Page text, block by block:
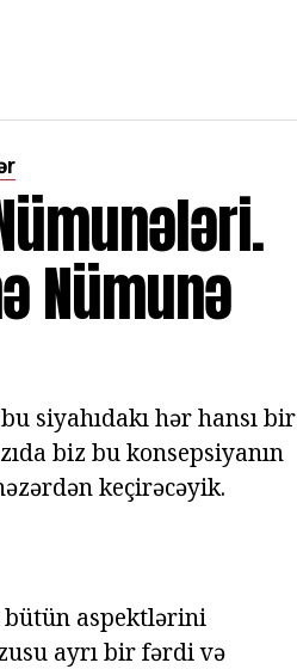
Nümunə
siyahıdakı hər hansı bir
biz bu konsepsiyanın
keçirəcəyik.
aspektlərini
ayrı bir fərdi və